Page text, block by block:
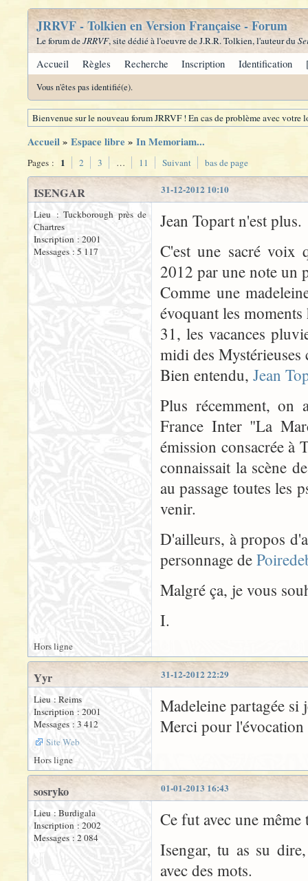
JRRVF - Tolkien en Version Française - Forum
Le forum deJRRVF, site dédié à l'oeuvre de J.R.R. Tolkien, l'auteur du
Accueil Règles Recherche Inscription Identification
Vous n'êtes pas identifié(e).
Bienvenue sur le nouveau forum JRRVF ! En cas de problème avec
Accueil» Espace libre » In Memoriam...
Pages : 1 2 3 … 11 Suivant bas de page
31-12-2012 10:10
ISENGAR
Lieu : Tuckborough près de
Chartres
Inscription : 2001
Messages : 5 117
Jean Topart n'est plus.
C'est une sacré voix
2012 par une note un
Comme une
évoquant les
31, les vacances
midi des Mystérieuses
Bien entendu, Jean
Plus récemment, on
France Inter "La
émission consacrée à
connaissait la scène
au passage toutes les
venir.
D'ailleurs, à propos
personnage de
Malgré ça, je vous
I.
Hors ligne
31-12-2012 22:29
Yyr
Lieu : Reims
Inscription : 2001
Messages : 3 412
Site Web
Madeleine partagée si
Merci pour
Hors ligne
01-01-2013 16:43
sosryko
Lieu : Burdigala
Inscription : 2002
Messages : 2 084
Ce fut avec une
Isengar, tu as su
avec des mots.